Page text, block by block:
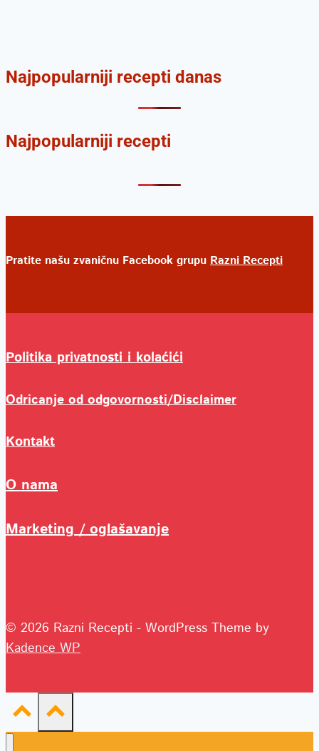
Najpopularniji recepti danas
Najpopularniji recepti
Pratite našu zvaničnu Facebook grupu Razni Recepti
Politika privatnosti i kolaćići
Odricanje od odgovornosti/Disclaimer
Kontakt
O nama
Marketing / oglašavanje
© 2026 Razni Recepti - WordPress Theme by
Kadence WP